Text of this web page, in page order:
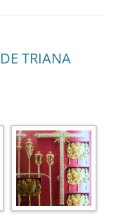
TRIANA